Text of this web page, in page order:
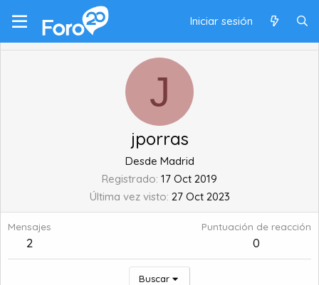
Iniciar sesión
J
jporras
Desde Madrid
Registrado 17 Oct 2019
Última vez visto 27 Oct 2023
Mensajes
2
Puntuación de reacción
0
Buscar